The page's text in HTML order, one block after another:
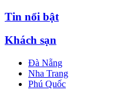
Tin nổi bật
Khách sạn
Đà Nẵng
Nha Trang
Phú Quốc